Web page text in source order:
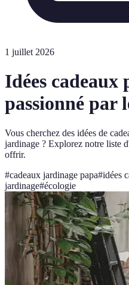
1 juillet 2026
Idées cadeaux
passionné par
Vous cherchez des idées de
jardinage ? Explorez notre liste
offrir.
#cadeaux jardinage papa#idées
jardinage#écologie